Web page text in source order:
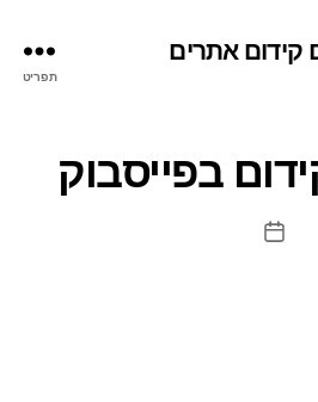
קידום אתרים
תפריט
בפייסבוק
תאריך